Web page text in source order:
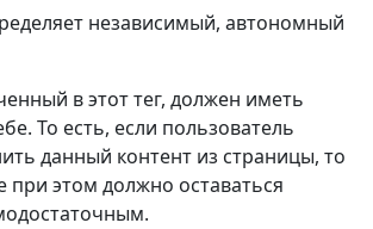
независимый, автономный
в этот тег, должен иметь
То есть, если пользователь
данный контент из страницы, то
при этом должно оставаться